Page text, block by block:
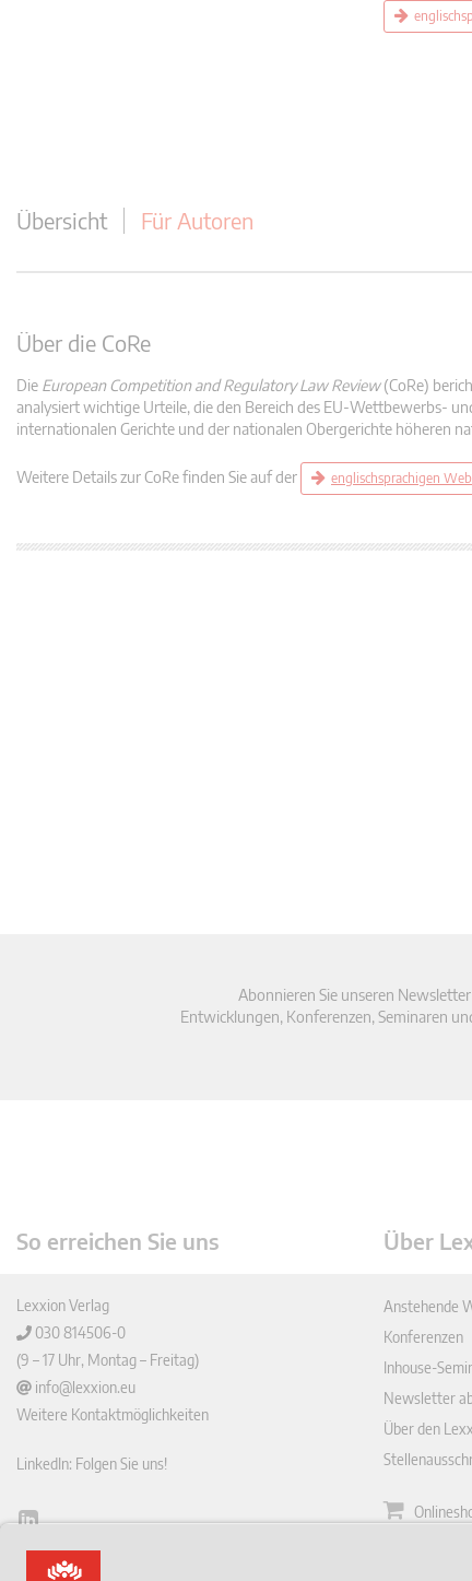
Übersicht Für Autoren
Über die CoRe
Die European Competition and Regulatory Law Review(CoRe)
analysiert wichtige Urteile, die den Bereich des EU-Wettbewerbs-
internationalen Gerichte und der nationalen Obergerichte höheren
Weitere Details zur CoRe finden Sie auf der englischsprachigen
Abonnieren Sie unseren
Entwicklungen, Konferenzen, Seminaren
So erreichen Sie uns
Lexxion Verlag
030 814506-0
(9 – 17 Uhr, Montag – Freitag)
info@lexxion.eu
Weitere Kontaktmöglichkeiten
LinkedIn: Folgen Sie uns!
Lin
ked
English Version
Über
Anstehende
Konferenzen
Inhouse-
Newsletter
Über den